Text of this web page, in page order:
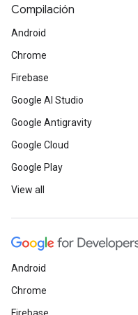
Compilación
Android
Chrome
Firebase
Google AI Studio
Google Antigravity
Google Cloud
Google Play
View all
Android
Chrome